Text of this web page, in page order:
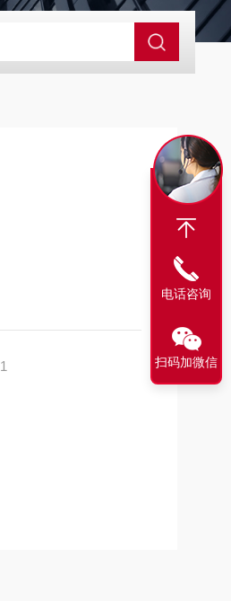
氯报警仪 漏氯报警器 漏氯检测仪
电话咨询
扫码加微信